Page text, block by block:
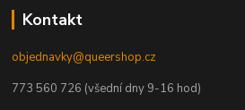
Kontakt
objednavky@queershop.cz
773 560 726 (všední dny 9-16 hod)